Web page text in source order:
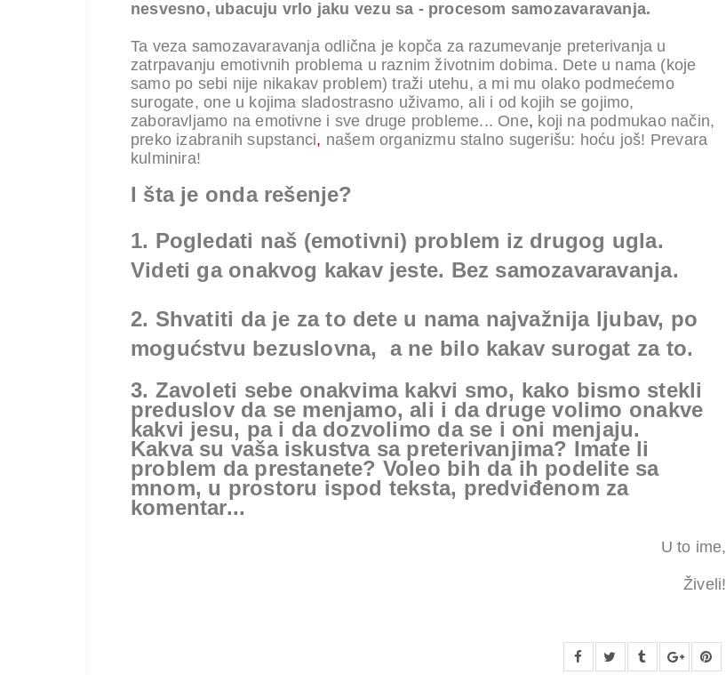
nesvesno, ubacuju vrlo jaku vezu sa - procesom samozavaravanja.
Ta veza samozavaravanja odlična je kopča za razumevanje preterivanja u
zatrpavanju emotivnih problema u raznim životnim dobima. Dete u nama (koje
samo po sebi nije nikakav problem) traži utehu, a mi mu olako podmećemo
surogate, one u kojima sladostrasno uživamo, ali i od kojih se gojimo,
zaboravljamo na emotivne i sve druge probleme... One, koji na podmukao način,
preko izabranih supstanci, našem organizmu stalno sugerišu: hoću još! Prevara
kulminira!
I šta je onda rešenje?
1. Pogledati naš (emotivni) problem iz drugog ugla.
Videti ga onakvog kakav jeste. Bez samozavaravanja.
2. Shvatiti da je za to dete u nama najvažnija ljubav, po
mogućstvu bezuslovna,
a ne bilo kakav surogat za to.
3. Zavoleti sebe onakvima kakvi smo, kako bismo stekli
preduslov da se menjamo, ali i da druge volimo onakve
kakvi jesu, pa i da dozvolimo da se i oni menjaju.
Kakva su vaša iskustva sa preterivanjima? Imate li
problem da prestanete? Voleo bih da ih podelite sa
mnom, u prostoru ispod teksta, predviđenom za
komentar...
U to ime,
Živeli!